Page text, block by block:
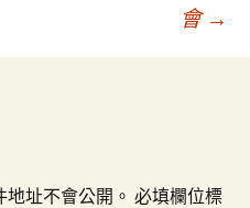
會 →
址不會公開。 必填欄位標